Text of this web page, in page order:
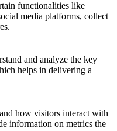
functionalities like
media platforms, collect
and analyze the key
helps in delivering a
how visitors interact with
information on metrics the